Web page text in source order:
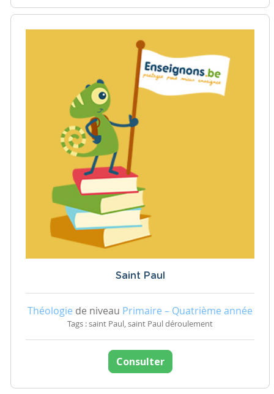
Saint Paul
Théologie de niveau Primaire – Quatrième année
Tags : saint Paul, saint Paul déroulement
Consulter